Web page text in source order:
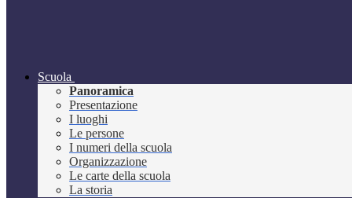
Scuola
Panoramica
Presentazione
I luoghi
Le persone
I numeri della scuola
Organizzazione
Le carte della scuola
La storia